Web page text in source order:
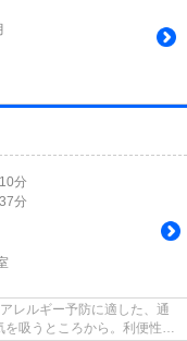
分
分
レルギー予防に適した、通
吸うところから。利便性の